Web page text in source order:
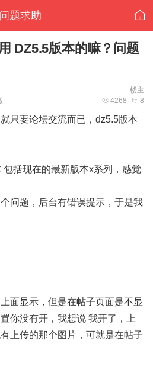
问题求助
DZ5.5版本的嘛？问题
楼主
4268 8
只要论坛交流而已，dz5.5版本
括现在的最新版本x系列，感觉
问题，后台有错误提示，于是我
面显示，但是在帖子页面是不显
你没有开，我想说 我开了，上
上传的那个图片，可就是在帖子